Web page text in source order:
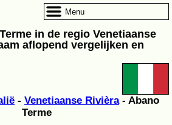
in de regio Venetiaanse
aflopend vergelijken en
- Venetiaanse Rivièra- Abano
Terme
Menu